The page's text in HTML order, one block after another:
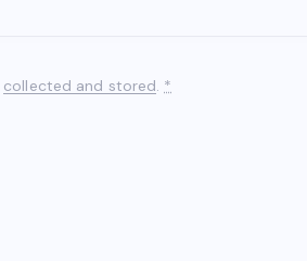
collected and stored. *